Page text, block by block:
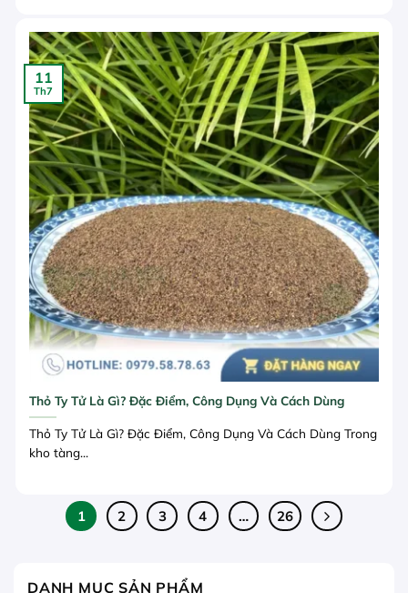
Thỏ Ty Tử Là Gì? Đặc Điểm, Công Dụng Và Cách Dùng
Thỏ Ty Tử Là Gì? Đặc Điểm, Công Dụng Và Cách Dùng Trong
kho tàng...
11
Th7
1 2 3 4 … 26
DANH MỤC SẢN PHẨM